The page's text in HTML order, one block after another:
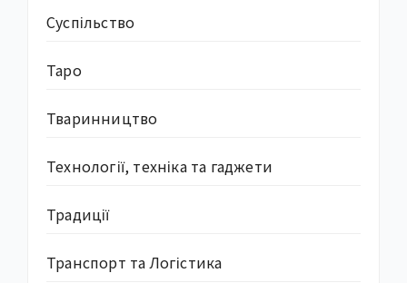
Суcпільство
Таро
Тваринництво
Технології, техніка та гаджети
Традиції
Транспорт та Логістика